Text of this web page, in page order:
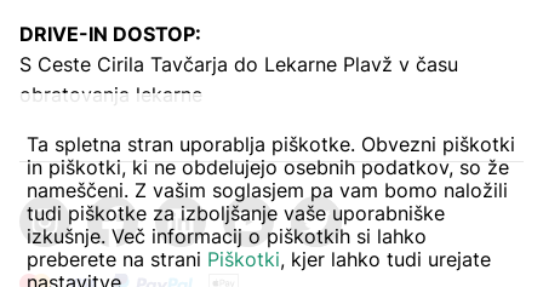
DRIVE-IN DOSTOP:
S Ceste Cirila Tavčarja do Lekarne Plavž v času
obratovanja lekarne
Ta spletna stran uporablja piškotke. Obvezni piškotki
in piškotki, ki ne obdelujejo osebnih podatkov, so že
nameščeni. Z vašim soglasjem pa vam bomo naložili
tudi piškotke za izboljšanje vaše uporabniške
izkušnje. Več informacij o piškotkih si lahko
preberete na strani Piškotki, kjer lahko tudi urejate
nastavitve.